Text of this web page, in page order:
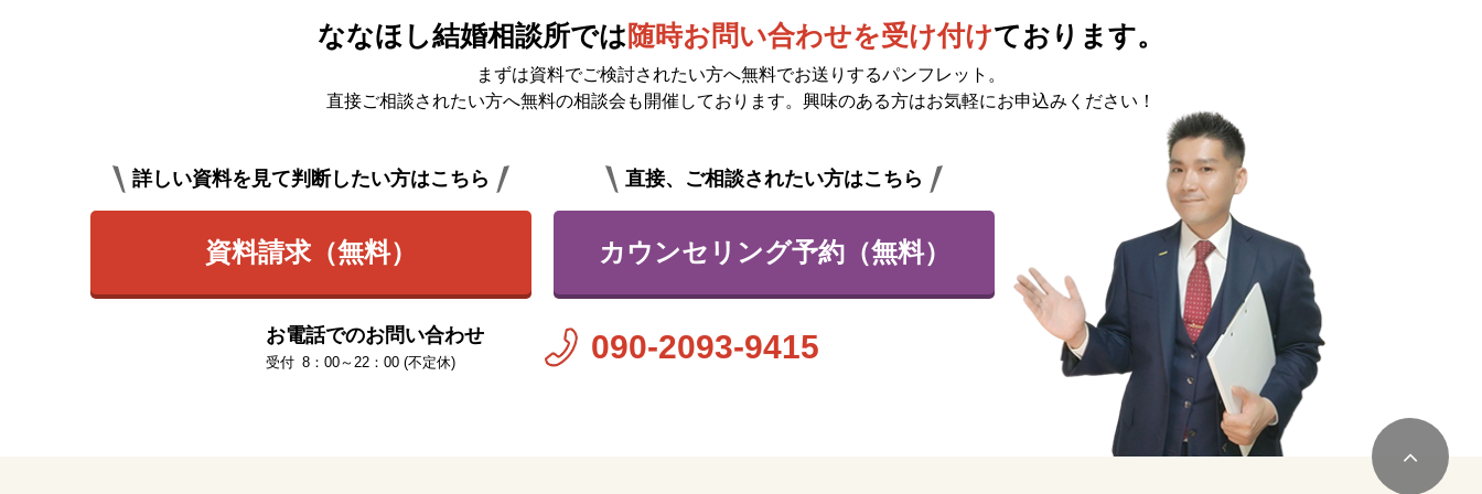
ななほし結婚相談所では 随時お問い合わせを受け付けております。
まずは資料でご検討されたい方へ無料でお送りするパンフレット。
直接ご相談されたい方へ無料の相談会も開催しております。興味のある方はお気軽にお申込みください！
詳しい資料を見て判断したい方はこちら
資料請求（無料）
直接、ご相談されたい方はこちら
カウンセリング予約（無料）
お電話でのお問い合わせ
8：00～22：00 (不定休) 090-2093-9415